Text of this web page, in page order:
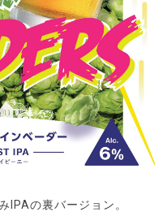
の裏バージョン。